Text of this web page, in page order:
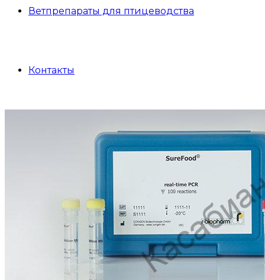
Ветпрепараты для птицеводства
Контакты